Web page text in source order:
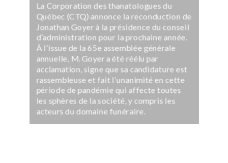
La Corporation des thanatologues du
Québec (CTQ) annonce la reconduction de
Jonathan Goyer à la présidence du conseil
d’administration pour la prochaine année.
À l’issue de la 65e assemblée générale
annuelle, M. Goyer a été réélu par
acclamation, signe que sa candidature est
rassembleuse et fait l’unanimité en cette
période de pandémie qui affecte toutes
les sphères de la société, y compris les
acteurs du domaine funéraire.